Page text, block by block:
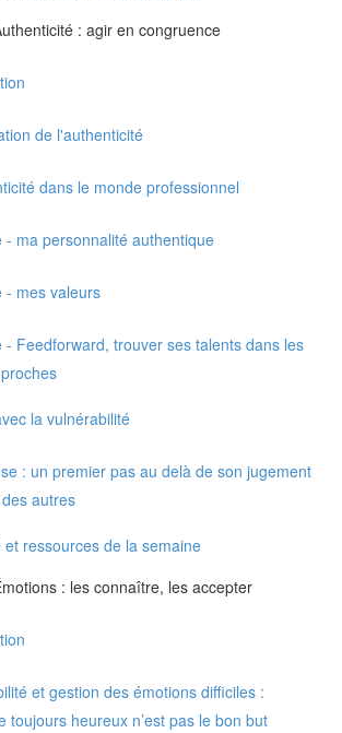
: agir en congruence
de l'authenticité
dans le monde professionnel
- ma personnalité authentique
- mes valeurs
- Feedforward, trouver ses talents dans les
la vulnérabilité
: un premier pas au delà de son jugement
autres
et ressources de la semaine
: les connaître, les accepter
et gestion des émotions difficiles :
toujours heureux n’est pas le bon but